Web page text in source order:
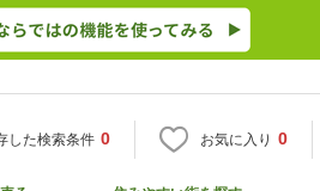
した検索条件 0 お気に入り 0